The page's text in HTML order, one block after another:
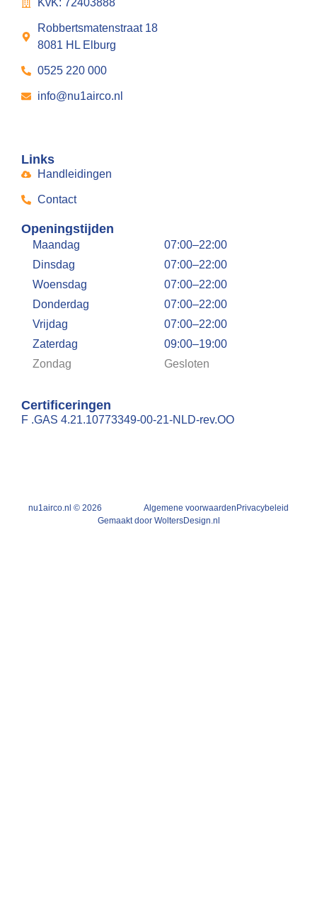
KvK: 72403888
Robbertsmatenstraat 18
8081 HL Elburg
0525 220 000
info@nu1airco.nl
Links
Handleidingen
Contact
Openingstijden
Maandag
07:00–22:00
Dinsdag
07:00–22:00
Woensdag
07:00–22:00
Donderdag
07:00–22:00
Vrijdag
07:00–22:00
Zaterdag
09:00–19:00
Zondag
Gesloten
Certificeringen
F .GAS 4.21.10773349-00-21-NLD-rev.OO
nu1airco.nl © 2026 Algemene voorwaardenPrivacybeleid
Gemaakt door WoltersDesign.nl